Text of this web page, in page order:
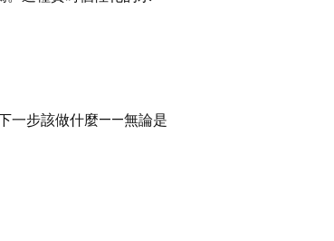
一步該做什麼——無論是